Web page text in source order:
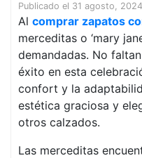
Publicado el 31 agosto, 2024
Al comprar zapatos
merceditas o ‘mary
demandadas. No
éxito en esta
confort y la
estética graciosa y
otros calzados.
Las merceditas